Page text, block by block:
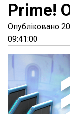
Prime!
Опубліковано
09:41:00